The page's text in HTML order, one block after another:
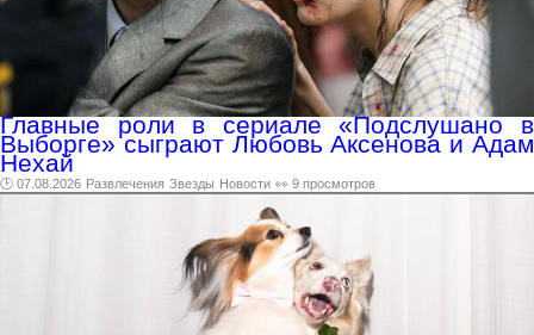
Главные роли в сериале «Подслушано в
Выборге» сыграют Любовь Аксенова и Адам
Нехай
🕑 07.08.2026 Развлечения Звезды Новости 👀 9 просмотров